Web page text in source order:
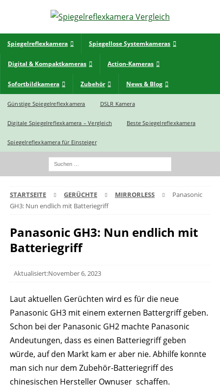
Spiegelreflexkamera Spiegellose Systemkameras
Digital & Kompaktkameras Action-Kameras
Sofortbildkamera Zubehör News & Blog
Günstige Spiegelreflexkamera DSLR Kamera
Digitale Spiegelreflexkamera – Vergleich Beste Spiegelreflexkamera
Spiegelreflexkamera für Einsteiger
STARTSEITE GERÜCHTE MIRRORLESS
Panasonic
GH3: Nun endlich mit Batteriegriff
Panasonic GH3: Nun endlich mit
Batteriegriff
Aktualisiert:November 6, 2023
Laut aktuellen Gerüchten wird es für die neue
Panasonic GH3 mit einem externen Battergriff geben.
Schon bei der Panasonic GH2 machte Panasonic
Andeutungen, dass es einen Batteriegriff geben
würde, auf den Markt kam er aber nie. Abhilfe konnte
man sich nur dem Zubehör-Batteriegriff des
chinesischen Hersteller Ownuser schaffen.